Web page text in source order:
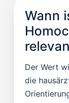
Wann
Der Wert
die